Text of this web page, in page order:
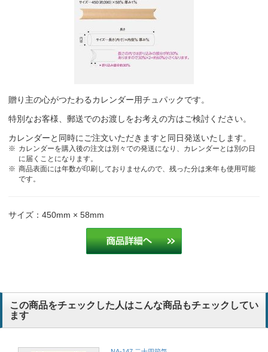
贈り主の心がつたわるカレンダー用チュパックです。
特別なお客様、郵送でのお渡しをお考えの方はご検討ください。
カレンダーと同時にご注文いただきますと同日発送いたします。
カレンダーを購入後の注文は別々での発送になり、カレンダーとは別の日
に届くことになります。
商品表面には年数が印刷しておりませんので、残った分は来年も使用可能
です。
サイズ：450mm × 58mm
この商品をチェックした人はこんな商品もチェックしてい
ます